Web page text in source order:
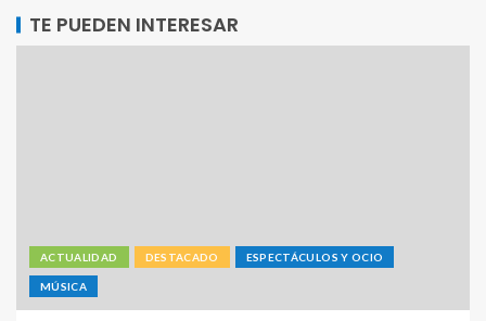
TE PUEDEN INTERESAR
ACTUALIDAD DESTACADO ESPECTÁCULOS Y OCIO
MÚSICA